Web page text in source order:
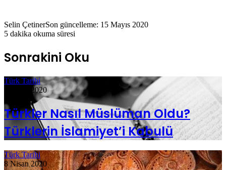
Selin ÇetinerSon güncelleme: 15 Mayıs 2020
5 dakika okuma süresi
Sonrakini Oku
Türk Tarihi
6 Nisan 2020
Türkler Nasıl Müslüman Oldu?
Türklerin İslamiyet’i Kabulü
Türk Tarihi
8 Nisan 2020